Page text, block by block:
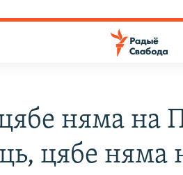
няма на
цябе няма